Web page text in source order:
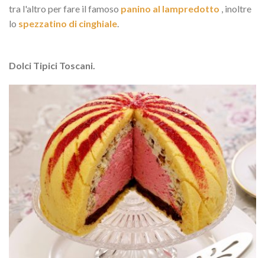
tra l'altro per fare il famoso panino al lampredotto , inoltre
lo spezzatino di cinghiale.
Dolci Tipici Toscani.